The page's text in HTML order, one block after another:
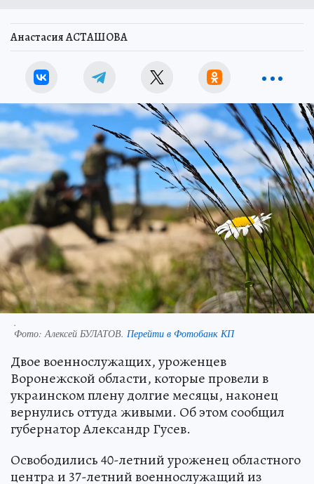
Анастасия АСТАШОВА
.
Фото:Алексей БУЛАТОВ. Перейти в Фотобанк КП
Двое военнослужащих, уроженцев
Воронежской области, которые провели в
украинском плену долгие месяцы, наконец
вернулись оттуда живыми. Об этом сообщил
губернатор Александр Гусев.
Освободились 40-летний уроженец областного
центра и 37-летний военнослужащий из